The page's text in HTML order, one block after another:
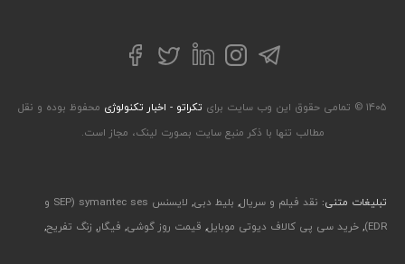
تلگراماینستاگرام
لینکداینتوییترفیسبوک
۱۴۰۵ © تمامی حقوق این وب سایت برای تکراتو - اخبار تکنولوژی محفوظ بوده و نقل
مطالب تنها با ذکر منبع سایت بصورت لینک، مجاز است.
تبلیغات متنی: نقد فیلم و سریال, بلیط دبی,
لایسنس symantec ses (SEP و
EDR)
, خرید سی پی کالاف دیوتی موبایل, قیمت روز گوشی, فیگار, زنگ تفریح,